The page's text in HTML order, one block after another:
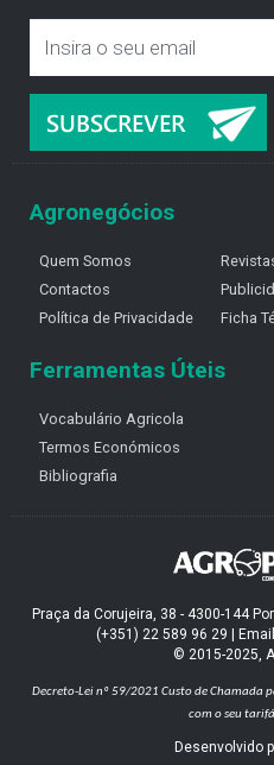
Agronegócios
Quem Somos
Contactos
Política de Privacidade
Ficha
Ferramentas Úteis
Vocabulário Agricola
Termos Económicos
Bibliografia
Praça da Corujeira, 38 - 4300-144
(+351) 22 589 96 29 |
© 2015-2025,
Decreto-Lei nº 59/2021 Custo de Chamada
com o seu
Desenvolvido